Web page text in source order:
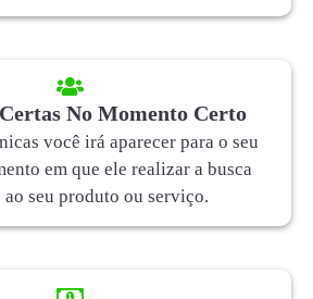
Certas No Momento Certo
você irá aparecer para o seu
em que ele realizar a busca
ao seu produto ou serviço.